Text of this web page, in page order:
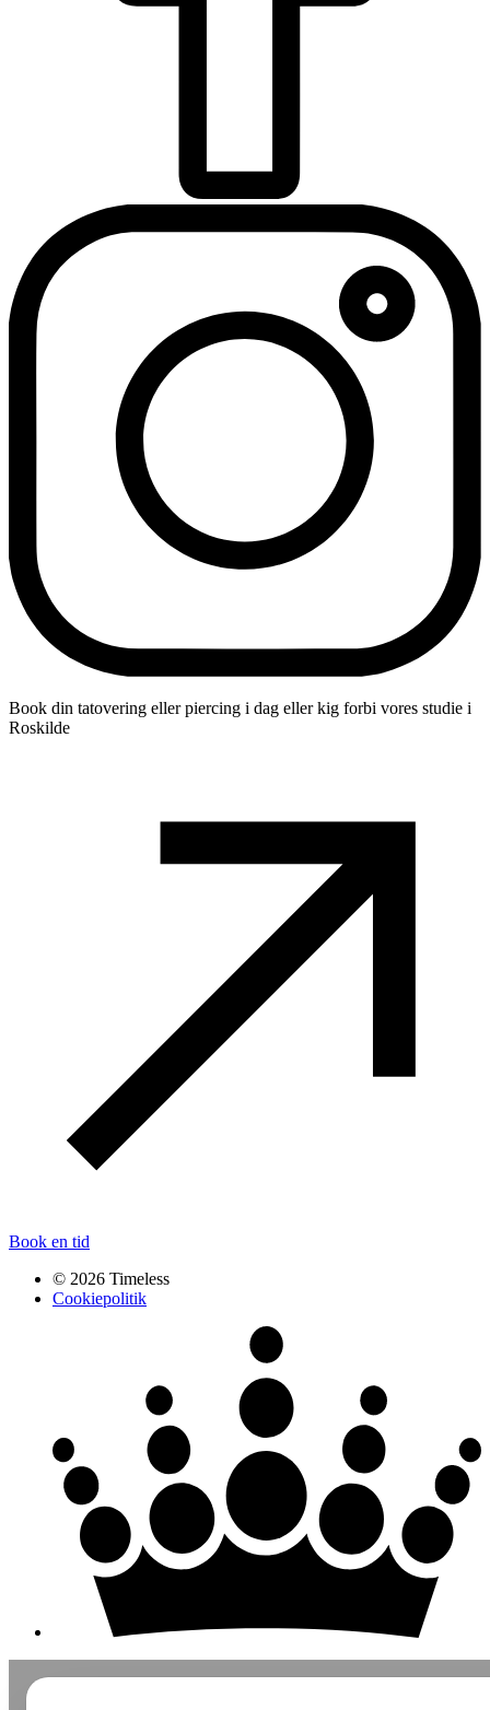
Book din tatovering eller piercing i dag eller kig forbi vores studie i
Roskilde
Book en tid
© 2026 Timeless
Cookiepolitik